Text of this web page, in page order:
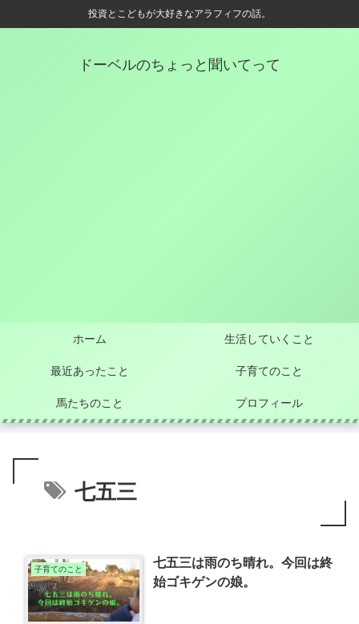
投資とこどもが大好きなアラフィフの話。
ドーベルのちょっと聞いてって
ホーム 生活していくこと
最近あったこと 子育てのこと
馬たちのこと プロフィール
七五三
子育てのこと
七五三は雨のち晴れ。今回は終
始ゴキゲンの娘。